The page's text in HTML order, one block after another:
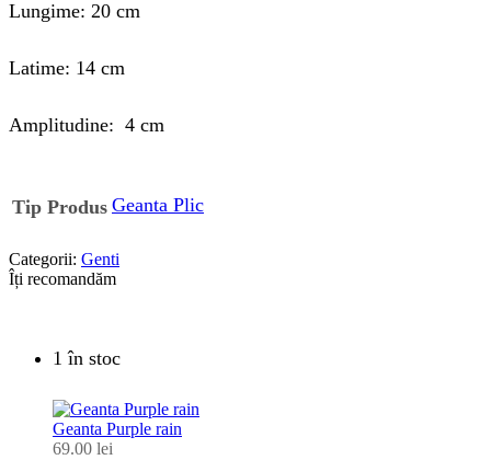
Lungime: 20 cm
Latime: 14 cm
Amplitudine: 4 cm
Tip Produs Geanta Plic
Categorii: Genti
Îți recomandăm
1 în stoc
Geanta Purple rain
69.00 lei